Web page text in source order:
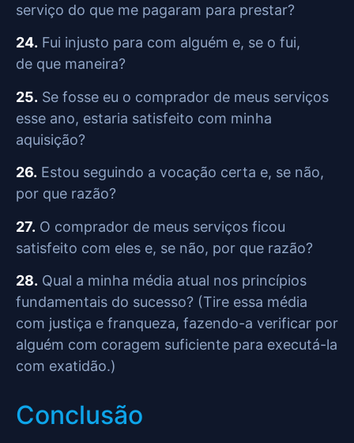
serviço do que me pagaram para prestar?
24. Fui injusto para com alguém e, se o fui,
de que maneira?
25. Se fosse eu o comprador de meus serviços
esse ano, estaria satisfeito com minha
aquisição?
26. Estou seguindo a vocação certa e, se não,
por que razão?
27. O comprador de meus serviços ficou
satisfeito com eles e, se não, por que razão?
28. Qual a minha média atual nos princípios
fundamentais do sucesso? (Tire essa média
com justiça e franqueza, fazendo-a verificar por
alguém com coragem suficiente para executá-la
com exatidão.)
Conclusão